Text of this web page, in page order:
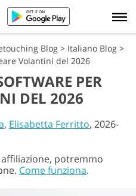
Blog > Italiano Blog >
Volantini del 2026
PER
DEL 2026
, Elisabetta Ferritto, 2026-
potremmo
Come funziona.